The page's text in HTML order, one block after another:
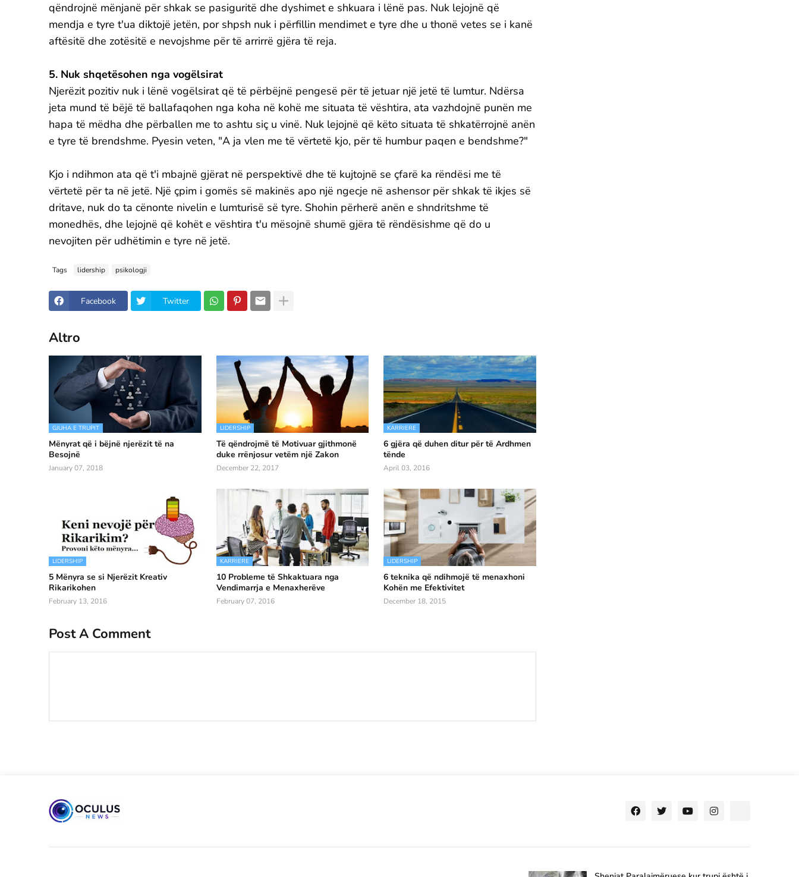
qëndrojnë mënjanë për shkak se pasiguritë dhe dyshimet e shkuara i lënë pas. Nuk lejojnë që
mendja e tyre t'ua diktojë jetën, por shpsh nuk i përfillin mendimet e tyre dhe u thonë vetes se i kanë
aftësitë dhe zotësitë e nevojshme për të arrirrë gjëra të reja.
5. Nuk shqetësohen nga vogëlsirat
Njerëzit pozitiv nuk i lënë vogëlsirat që të përbëjnë pengesë për të jetuar një jetë të lumtur. Ndërsa
jeta mund të bëjë të ballafaqohen nga koha në kohë me situata të vështira, ata vazhdojnë punën me
hapa të mëdha dhe përballen me to ashtu siç u vinë. Nuk lejojnë që këto situata të shkatërrojnë anën
e tyre të brendshme. Pyesin veten, "A ja vlen me të vërtetë kjo, për të humbur paqen e bendshme?"
Kjo i ndihmon ata që t'i mbajnë gjërat në perspektivë dhe të kujtojnë se çfarë ka rëndësi me të
vërtetë për ta në jetë. Një çpim i gomës së makinës apo një ngecje në ashensor për shkak të ikjes së
dritave, nuk do ta cënonte nivelin e lumturisë së tyre. Shohin përherë anën e shndritshme të
monedhës, dhe lejojnë që kohët e vështira t'u mësojnë shumë gjëra të rëndësishme që do u
nevojiten për udhëtimin e tyre në jetë.
Tags lidership psikologji
Facebook Twitter
Altro
GJUHA E TRUPIT
Mënyrat që i bëjnë njerëzit të na
Besojnë
January 07, 2018
LIDERSHIP
Të qëndrojmë të Motivuar gjithmonë
duke rrënjosur vetëm një Zakon
December 22, 2017
KARRIERE
6 gjëra që duhen ditur për të Ardhmen
tënde
April 03, 2016
LIDERSHIP
5 Mënyra se si Njerëzit Kreativ
Rikarikohen
February 13, 2016
KARRIERE
10 Probleme të Shkaktuara nga
Vendimarrja e Menaxherëve
February 07, 2016
LIDERSHIP
6 teknika që ndihmojë të menaxhoni
Kohën me Efektivitet
December 18, 2015
Post A Comment